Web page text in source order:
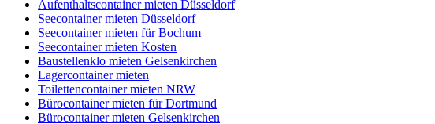
Aufenthaltscontainer mieten Düsseldorf
Seecontainer mieten Düsseldorf
Seecontainer mieten für Bochum
Seecontainer mieten Kosten
Baustellenklo mieten Gelsenkirchen
Lagercontainer mieten
Toilettencontainer mieten NRW
Bürocontainer mieten für Dortmund
Bürocontainer mieten Gelsenkirchen